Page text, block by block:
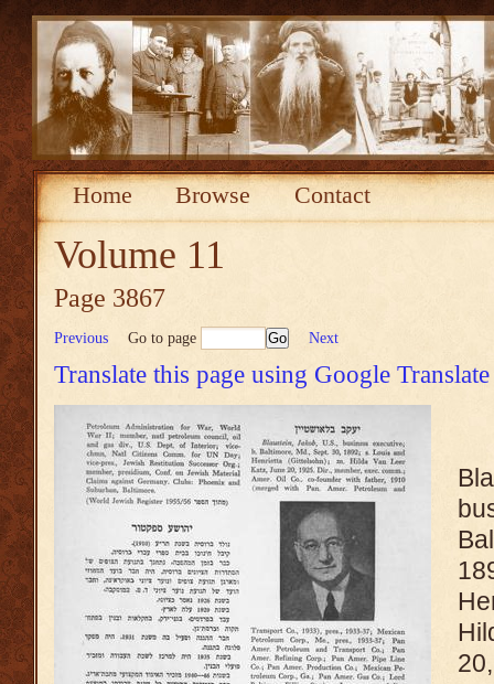
Home Browse Contact
Volume 11
Page 3867
Previous Go to page Next
Translate this page using Google Translate